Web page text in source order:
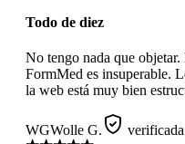
Todo de diez
No tengo nada que objetar.
FormMed es insuperable.
la web está muy bien
WGWolle G. verificada